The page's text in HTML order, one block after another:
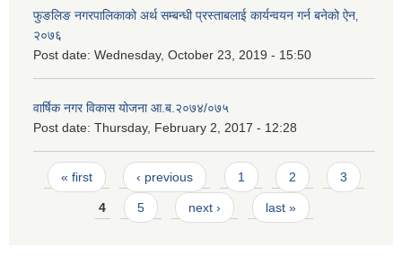
फुङलिङ नगरपालिकाको अर्थ सम्बन्धी प्रस्ताबलाई कार्यन्वयन गर्न बनेको ऐन‚
२०७६
Post date: Wednesday, October 23, 2019 - 15:50
वार्षिक नगर विकास योजना आ.ब.२०७४/०७५
Post date: Thursday, February 2, 2017 - 12:28
Pages
« first ‹ previous 1 2 3
4 5 next › last »